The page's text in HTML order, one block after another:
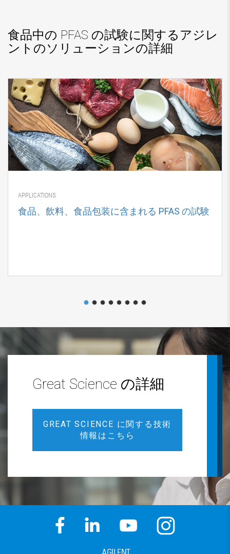
食品中の PFAS の試験に関するアジレ
ントのソリューションの詳細
APPLICATIONS
食品、飲料、食品包装に含まれる PFAS の試験
1 2 3 4 5 6 7 8
Great Science の詳細
GREAT SCIENCE に関する技術
情報はこちら